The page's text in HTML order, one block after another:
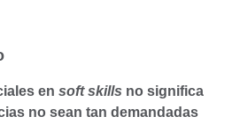
en soft skills no significa
no sean tan demandadas